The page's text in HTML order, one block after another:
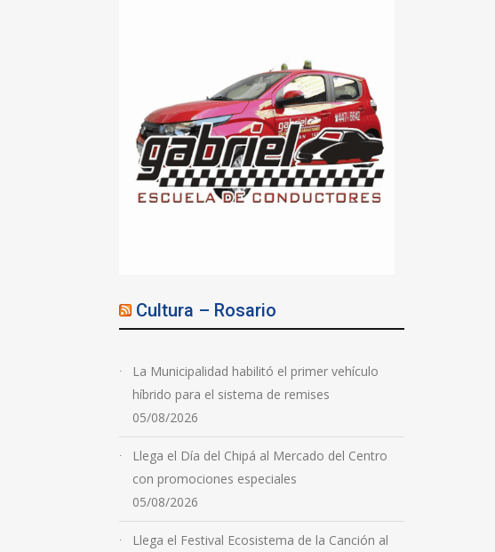
Cultura – Rosario
La Municipalidad habilitó el primer vehículo
híbrido para el sistema de remises
05/08/2026
Llega el Día del Chipá al Mercado del Centro
con promociones especiales
05/08/2026
Llega el Festival Ecosistema de la Canción al